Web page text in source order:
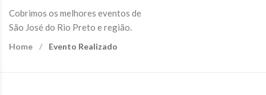
Cobrimos os melhores eventos de
São José do Rio Preto e região.
Home Evento Realizado